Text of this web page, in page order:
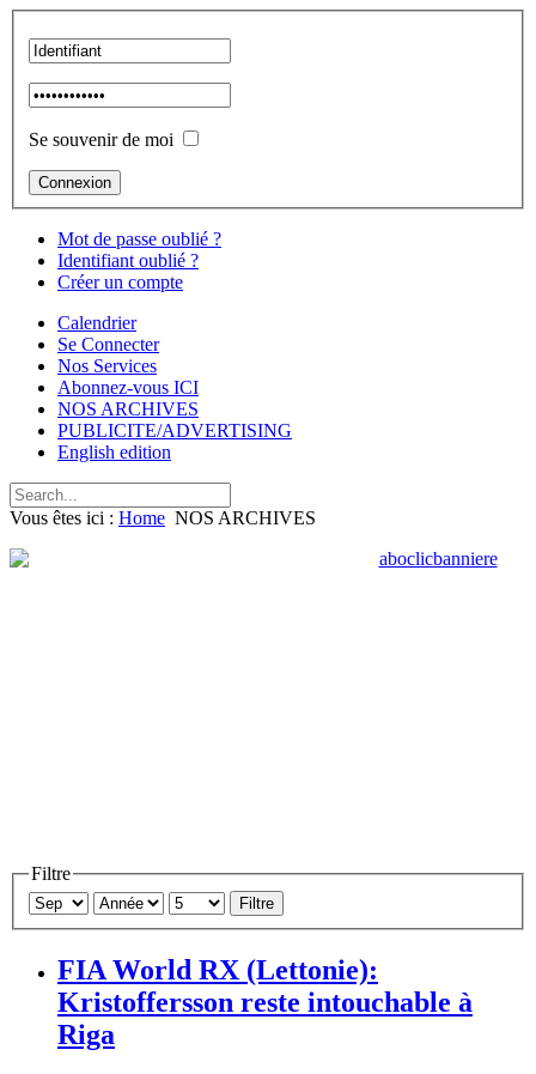
Se souvenir de moi
Mot de passe oublié ?
Identifiant oublié ?
Créer un compte
Calendrier
Se Connecter
Nos Services
Abonnez-vous ICI
NOS ARCHIVES
PUBLICITE/ADVERTISING
English edition
Vous êtes ici : Home NOS ARCHIVES
Filtre
Filtre
FIA World RX (Lettonie):
Kristoffersson reste intouchable à
Riga